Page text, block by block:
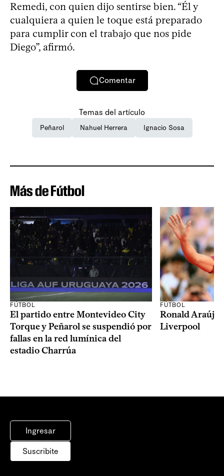
Remedi, con quien dijo sentirse bien. “Él y
cualquiera a quien le toque está preparado
para cumplir con el trabajo que nos pide
Diego”, afirmó.
Comentar
Temas del artículo
Peñarol Nahuel Herrera Ignacio Sosa
Más de Fútbol
FÚTBOL
El partido entre Montevideo City
Torque y Peñarol se suspendió por
fallas en la red lumínica del
estadio Charrúa
FÚTBOL
Ronald Araújo
Liverpool
Ingresar
Suscribite